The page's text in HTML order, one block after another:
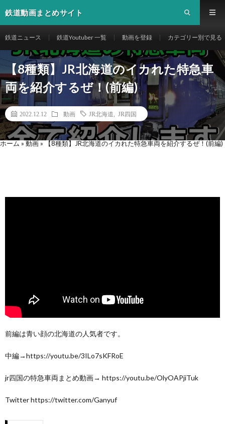
鉄道動画まとめサイト
鉄道ニュース 鉄道Youtuber 一覧 動画を登録 カテゴリー別で見る
【8種類】JR北海道のイカれた特急車
両を紹介するぜ！(前編)
2022.12.12 動画 JR北海道 JR四国
ホーム » 動画 » 【8種類】JR北海道のイカれた特急車両を紹介するぜ！(前編)
前編は青い顔の北海道の人気者です。
中編→https://youtu.be/3ILo7sKFRoE
jr四国の特急車両まとめ動画→ https://youtu.be/OlyOAPjiTuk
Twitter https://twitter.com/Ganyuf